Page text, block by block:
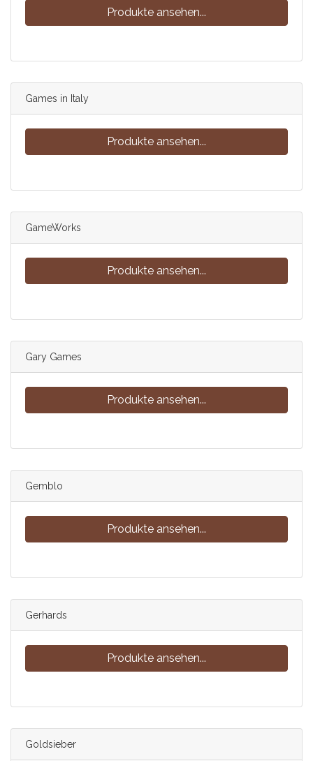
Produkte ansehen...
Games in Italy
Produkte ansehen...
GameWorks
Produkte ansehen...
Gary Games
Produkte ansehen...
Gemblo
Produkte ansehen...
Gerhards
Produkte ansehen...
Goldsieber